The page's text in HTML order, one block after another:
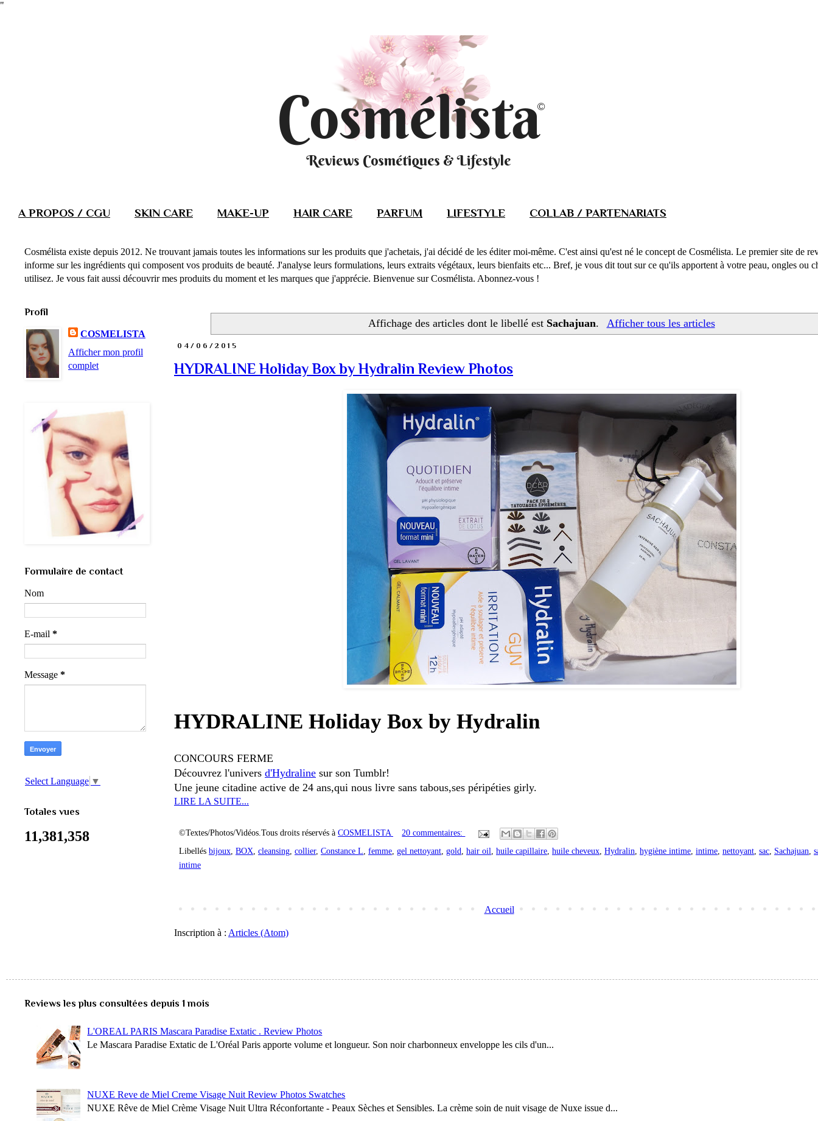
"
A PROPOS / CGU SKIN CARE MAKE-UP HAIR CARE PARFUM LIFESTYLE COLLAB / PARTENARIATS
Cosmélista existe depuis 2012. Ne trouvant jamais toutes les informations sur les produits que j'achetais, j'ai décidé de les éditer moi-même. C'est ainsi qu'est né le concept de Cosmélista. Le premier site de
informe sur les ingrédients qui composent vos produits de beauté. J'analyse leurs formulations, leurs extraits végétaux, leurs bienfaits etc... Bref, je vous dit tout sur ce qu'ils apportent à votre peau, ongles ou
utilisez. Je vous fait aussi découvrir mes produits du moment et les marques que j'apprécie. Bienvenue sur Cosmélista. Abonnez-vous !
Affichage des articles dont le libellé est Sachajuan. Afficher tous les articles
04/06/2015
HYDRALINE Holiday Box by Hydralin Review Photos
HYDRALINE Holiday Box by Hydralin
CONCOURS FERME
Découvrez l'univers d'Hydraline sur son Tumblr!
Une jeune citadine active de 24 ans,qui nous livre sans tabous,ses péripéties girly.
LIRE LA SUITE...
©Textes/Photos/Vidéos.Tous droits réservés à COSMELISTA
20 commentaires:
Libellés bijoux BOX cleansing collier, Constance L femme gel nettoyant gold hair oil huile capillaire huile cheveux Hydralin hygiène intime intime nettoyant sac Sachajuan
intime
Accueil
Inscription à : Articles (Atom)
Profil
COSMELISTA
Afficher mon profil
complet
Formulaire de contact
Nom
E-mail *
Message *
Select Language ▼
Totales vues
11,381,358
Reviews les plus consultées depuis 1 mois
L'OREAL PARIS Mascara Paradise Extatic . Review Photos
Le Mascara Paradise Extatic de L'Oréal Paris apporte volume et longueur. Son noir charbonneux enveloppe les cils d'un...
NUXE Reve de Miel Creme Visage Nuit Review Photos Swatches
NUXE Rêve de Miel Crème Visage Nuit Ultra Réconfortante - Peaux Sèches et Sensibles. La crème soin de nuit visage de Nuxe issue d...